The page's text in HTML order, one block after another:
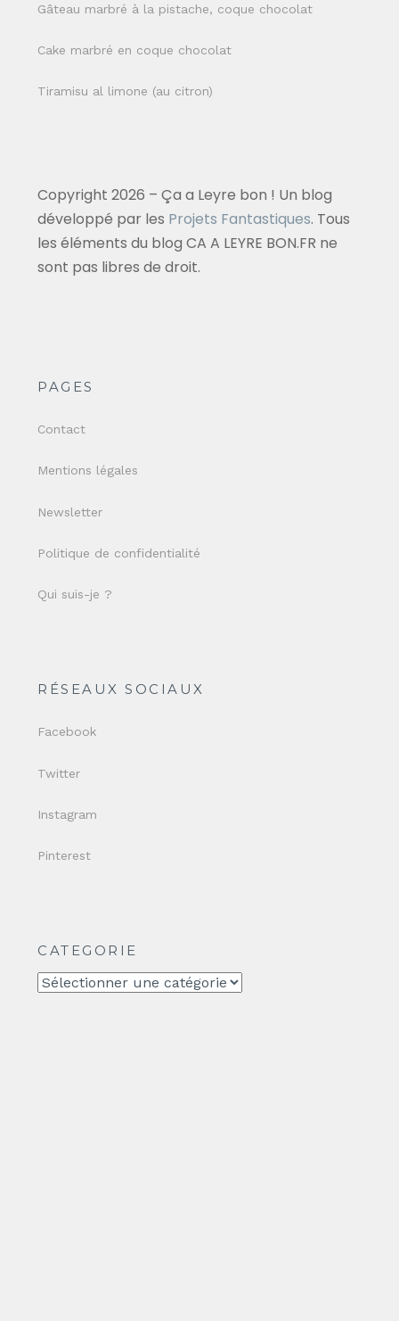
Gâteau marbré à la pistache, coque chocolat
Cake marbré en coque chocolat
Tiramisu al limone (au citron)
Copyright 2026 – Ça a Leyre bon ! Un blog
développé par les Projets Fantastiques. Tous
les éléments du blog CA A LEYRE BON.FR ne
sont pas libres de droit.
PAGES
Contact
Mentions légales
Newsletter
Politique de confidentialité
Qui suis-je ?
RÉSEAUX SOCIAUX
Facebook
Twitter
Instagram
Pinterest
CATEGORIE
CATEGORIE